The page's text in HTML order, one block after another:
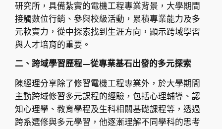
研究所，具備紮實的電機工程專業背景，大學期間
接觸數位行銷、參與校級活動，累積專業能力及多
元軟實力，從中探索找到生涯方向，顯示跨域學習
與人才培育的重要。
二、跨域學習歷程—從專業基石出發的多元探索
陳經理分享除了修習電機工程專業外，於大學期間
主動跨域修習多元課程的經驗，包括心理輔導、認
知心理學、教育學程及生科相關基礎課程等，透過
跨系選修與多元學習，他逐漸理解不同學科的思考